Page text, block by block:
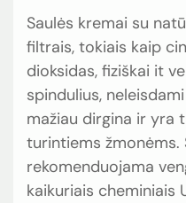
Saulės kremai su
filtrais, tokiais kaip
dioksidas, fiziškai it
spindulius,
mažiau dirgina ir yra
turintiems žmonėms.
rekomenduojama
kaikuriais cheminiais